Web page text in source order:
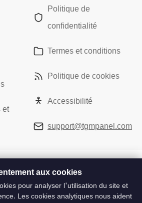
Politique de
confidentialité
Termes et conditions
Politique de cookies
Accessibilité
support@tgmpanel.com
aux cookies
pour analyser l'utilisation du site et
Les cookies analytiques nous aident